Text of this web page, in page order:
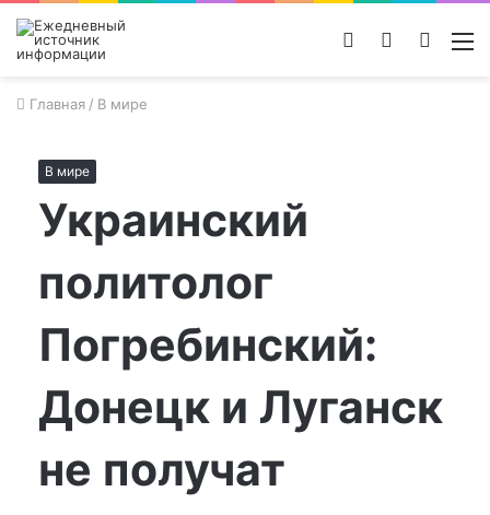
Поиск
Switch
Войти
Главная / В мире
В мире
Украинский
политолог
Погребинский:
Донецк и Луганск
не получат